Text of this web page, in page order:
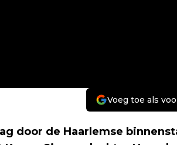
Voeg toe als
door de Haarlemse